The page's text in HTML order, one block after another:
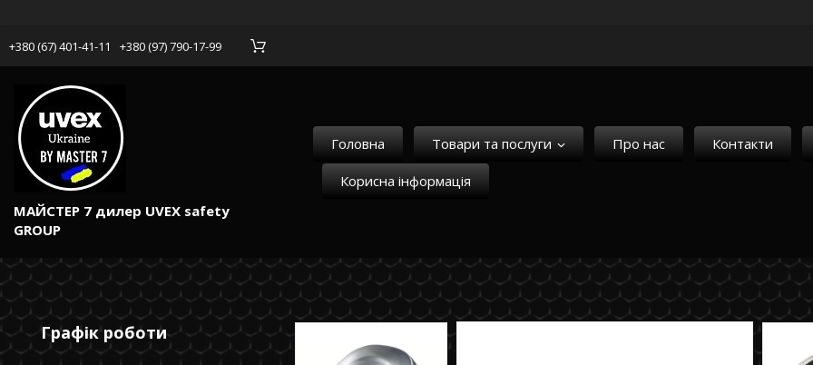
+380 (67) 401-41-11 +380 (97) 790-17-99
МАЙСТЕР 7 дилер UVEX safety
GROUP
Головна Товари та послуги Про нас Контакти
Корисна інформація
Графік роботи